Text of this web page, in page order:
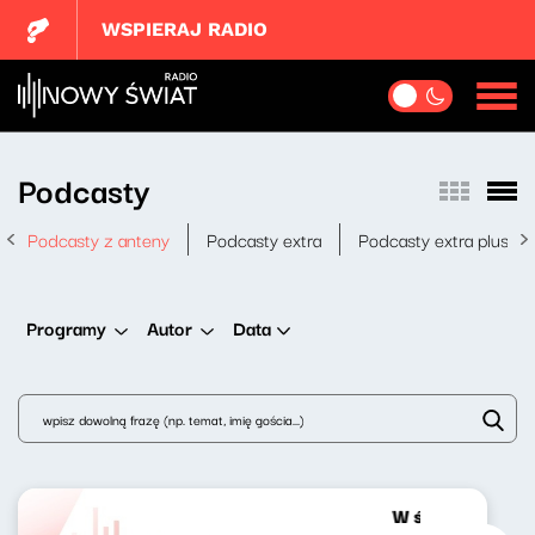
WSPIERAJ RADIO
Podcasty
Podcasty z anteny Podcasty extra Podcasty extra plus
Programy Autor Data
W środku dnia